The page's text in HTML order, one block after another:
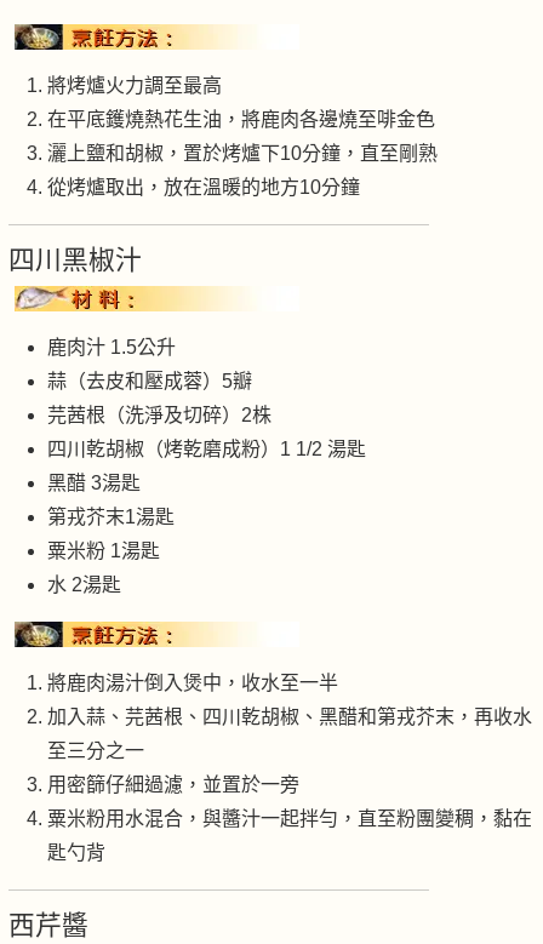
將烤爐火力調至最高
在平底鑊燒熱花生油，將鹿肉各邊燒至啡金色
灑上鹽和胡椒，置於烤爐下10分鐘，直至剛熟
從烤爐取出，放在溫暖的地方10分鐘
四川黑椒汁
鹿肉汁 1.5公升
蒜（去皮和壓成蓉）5瓣
芫茜根（洗淨及切碎）2株
四川乾胡椒（烤乾磨成粉）1 1/2 湯匙
黑醋 3湯匙
第戎芥末1湯匙
粟米粉 1湯匙
水 2湯匙
將鹿肉湯汁倒入煲中，收水至一半
加入蒜、芫茜根、四川乾胡椒、黑醋和第戎芥末，再收水
至三分之一
用密篩仔細過濾，並置於一旁
粟米粉用水混合，與醬汁一起拌勻，直至粉團變稠，黏在
匙勺背
西芹醬